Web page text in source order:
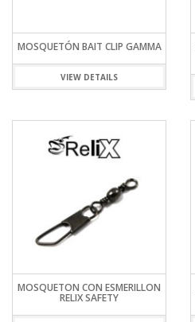
MOSQUETÓN BAIT CLIP GAMMA
VIEW DETAILS
MOSQUETON CON ESMERILLON
RELIX SAFETY